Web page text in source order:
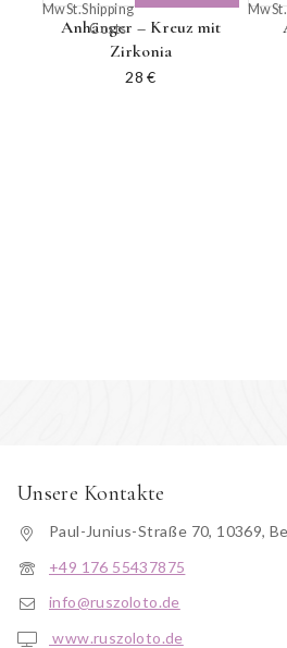
Anhänger – Kreuz mit
Zirkonia
28€
MwSt.Shipping
Costs
MwSt.
Unsere Kontakte
Paul-Junius-Straße 70, 10369,
+49 176 55437875
info@ruszoloto.de
www.ruszoloto.de